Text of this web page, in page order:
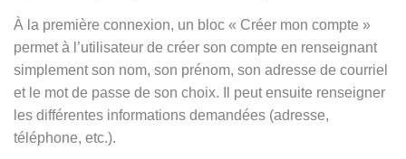
À la première connexion, un bloc « Créer mon compte »
permet à l’utilisateur de créer son compte en renseignant
simplement son nom, son prénom, son adresse de courriel
et le mot de passe de son choix. Il peut ensuite renseigner
les différentes informations demandées (adresse,
téléphone, etc.).